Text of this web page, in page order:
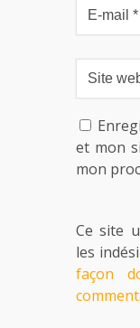
et mon
mon
Ce site
les
façon